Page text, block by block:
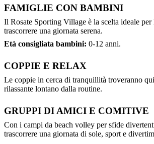
FAMIGLIE CON BAMBINI
Il Rosate Sporting Village è la scelta ideale
trascorrere una giornata serena.
Età consigliata bambini: 0-12 anni.
COPPIE E RELAX
Le coppie in cerca di tranquillità troveranno
rilassante lontano dalla routine.
GRUPPI DI AMICI E COMITIVE
Con i campi da beach volley per sfide
trascorrere una giornata di sole, sport e